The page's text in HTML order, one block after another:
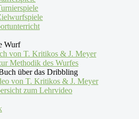
Wurf
von T. Kritikos & J. Meyer
Methodik des Wurfes
über das Dribbling
von T. Kritikos & J. Meyer
zum Lehrvideo